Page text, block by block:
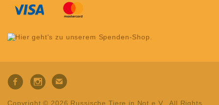
Copyright © 2026 Russische Tiere in Not e.V.. All Rights